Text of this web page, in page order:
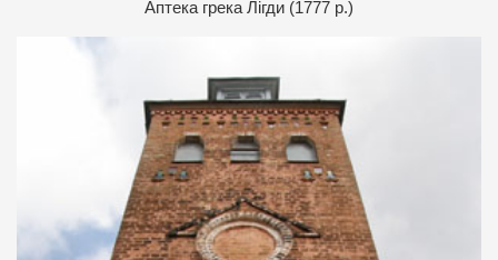
Аптека грека Лігди (1777 р.)